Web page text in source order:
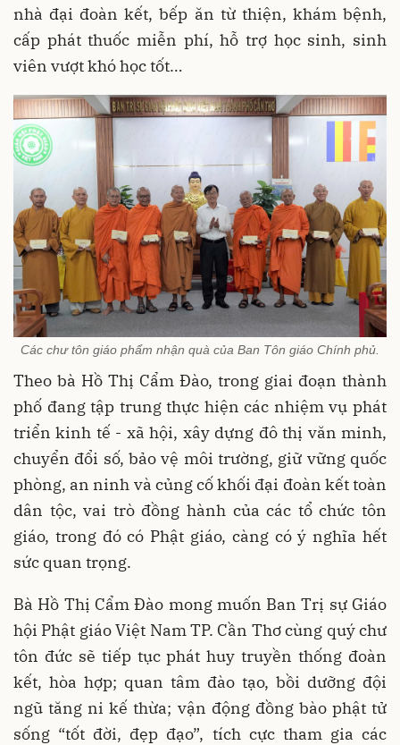
nhà đại đoàn kết, bếp ăn từ thiện, khám bệnh,
cấp phát thuốc miễn phí, hỗ trợ học sinh, sinh
viên vượt khó học tốt…
Các chư tôn giáo phẩm nhận quà của Ban Tôn giáo Chính phủ.
Theo bà Hồ Thị Cẩm Đào, trong giai đoạn thành
phố đang tập trung thực hiện các nhiệm vụ phát
triển kinh tế - xã hội, xây dựng đô thị văn minh,
chuyển đổi số, bảo vệ môi trường, giữ vững quốc
phòng, an ninh và củng cố khối đại đoàn kết toàn
dân tộc, vai trò đồng hành của các tổ chức tôn
giáo, trong đó có Phật giáo, càng có ý nghĩa hết
sức quan trọng.
Bà Hồ Thị Cẩm Đào mong muốn Ban Trị sự Giáo
hội Phật giáo Việt Nam TP. Cần Thơ cùng quý chư
tôn đức sẽ tiếp tục phát huy truyền thống đoàn
kết, hòa hợp; quan tâm đào tạo, bồi dưỡng đội
ngũ tăng ni kế thừa; vận động đồng bào phật tử
sống “tốt đời, đẹp đạo”, tích cực tham gia các